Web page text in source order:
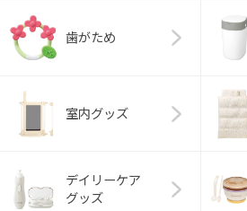
歯がため
室内グッズ
デイリーケア
グッズ